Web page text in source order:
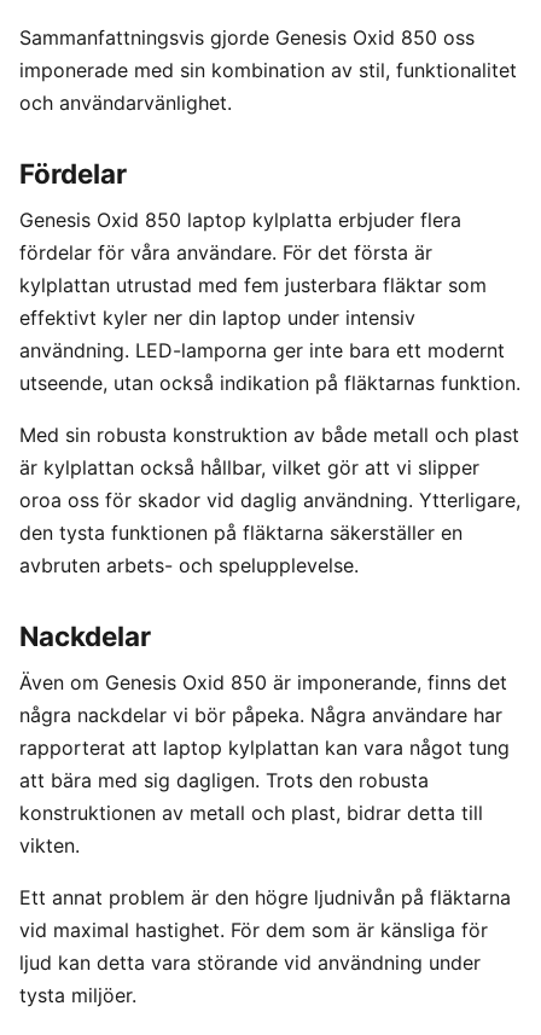
Sammanfattningsvis gjorde Genesis Oxid 850 oss
imponerade med sin kombination av stil, funktionalitet
och användarvänlighet.
Fördelar
Genesis Oxid 850 laptop kylplatta erbjuder flera
fördelar för våra användare. För det första är
kylplattan utrustad med fem justerbara fläktar som
effektivt kyler ner din laptop under intensiv
användning. LED-lamporna ger inte bara ett modernt
utseende, utan också indikation på fläktarnas funktion.
Med sin robusta konstruktion av både metall och plast
är kylplattan också hållbar, vilket gör att vi slipper
oroa oss för skador vid daglig användning. Ytterligare,
den tysta funktionen på fläktarna säkerställer en
avbruten arbets- och spelupplevelse.
Nackdelar
Även om Genesis Oxid 850 är imponerande, finns det
några nackdelar vi bör påpeka. Några användare har
rapporterat att laptop kylplattan kan vara något tung
att bära med sig dagligen. Trots den robusta
konstruktionen av metall och plast, bidrar detta till
vikten.
Ett annat problem är den högre ljudnivån på fläktarna
vid maximal hastighet. För dem som är känsliga för
ljud kan detta vara störande vid användning under
tysta miljöer.